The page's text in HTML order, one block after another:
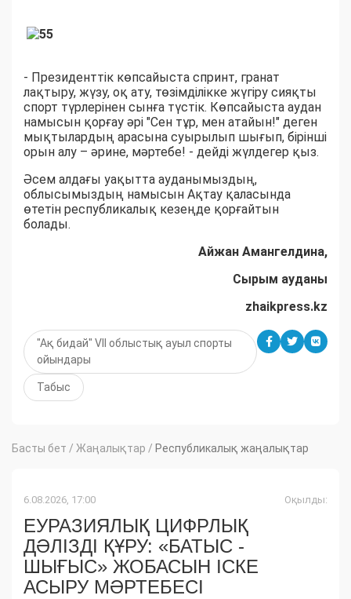
- Президенттік көпсайыста спринт, гранат
лақтыру, жүзу, оқ ату, төзімділікке жүгіру сияқты
спорт түрлерінен сынға түстік. Көпсайыста аудан
намысын қорғау әрі "Сен тұр, мен атайын!" деген
мықтылардың арасына суырылып шығып, бірінші
орын алу – әрине, мәртебе! - дейді жүлдегер қыз.
Әсем алдағы уақытта ауданымыздың,
облысымыздың намысын Ақтау қаласында
өтетін республикалық кезеңде қорғайтын
болады.
Айжан Амангелдина,
Сырым ауданы
zhaikpress.kz
"Ақ бидай" VII облыстық ауыл спорты
ойындары
Табыс
Басты бет / Жаңалықтар / Республикалық жаңалықтар
6.08.2026, 17:00 Оқылды:
ЕУРАЗИЯЛЫҚ ЦИФРЛЫҚ
ДӘЛІЗДІ ҚҰРУ: «БАТЫС -
ШЫҒЫС» ЖОБАСЫН ІСКЕ
АСЫРУ МӘРТЕБЕСІ